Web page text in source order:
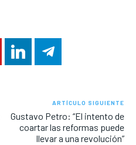
ARTÍCULO SIGUIENTE
Gustavo Petro: “El intento de
coartar las reformas puede
llevar a una revolución”